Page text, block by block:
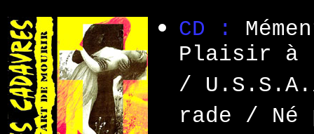
CD :
Plaisir à
/
rade /